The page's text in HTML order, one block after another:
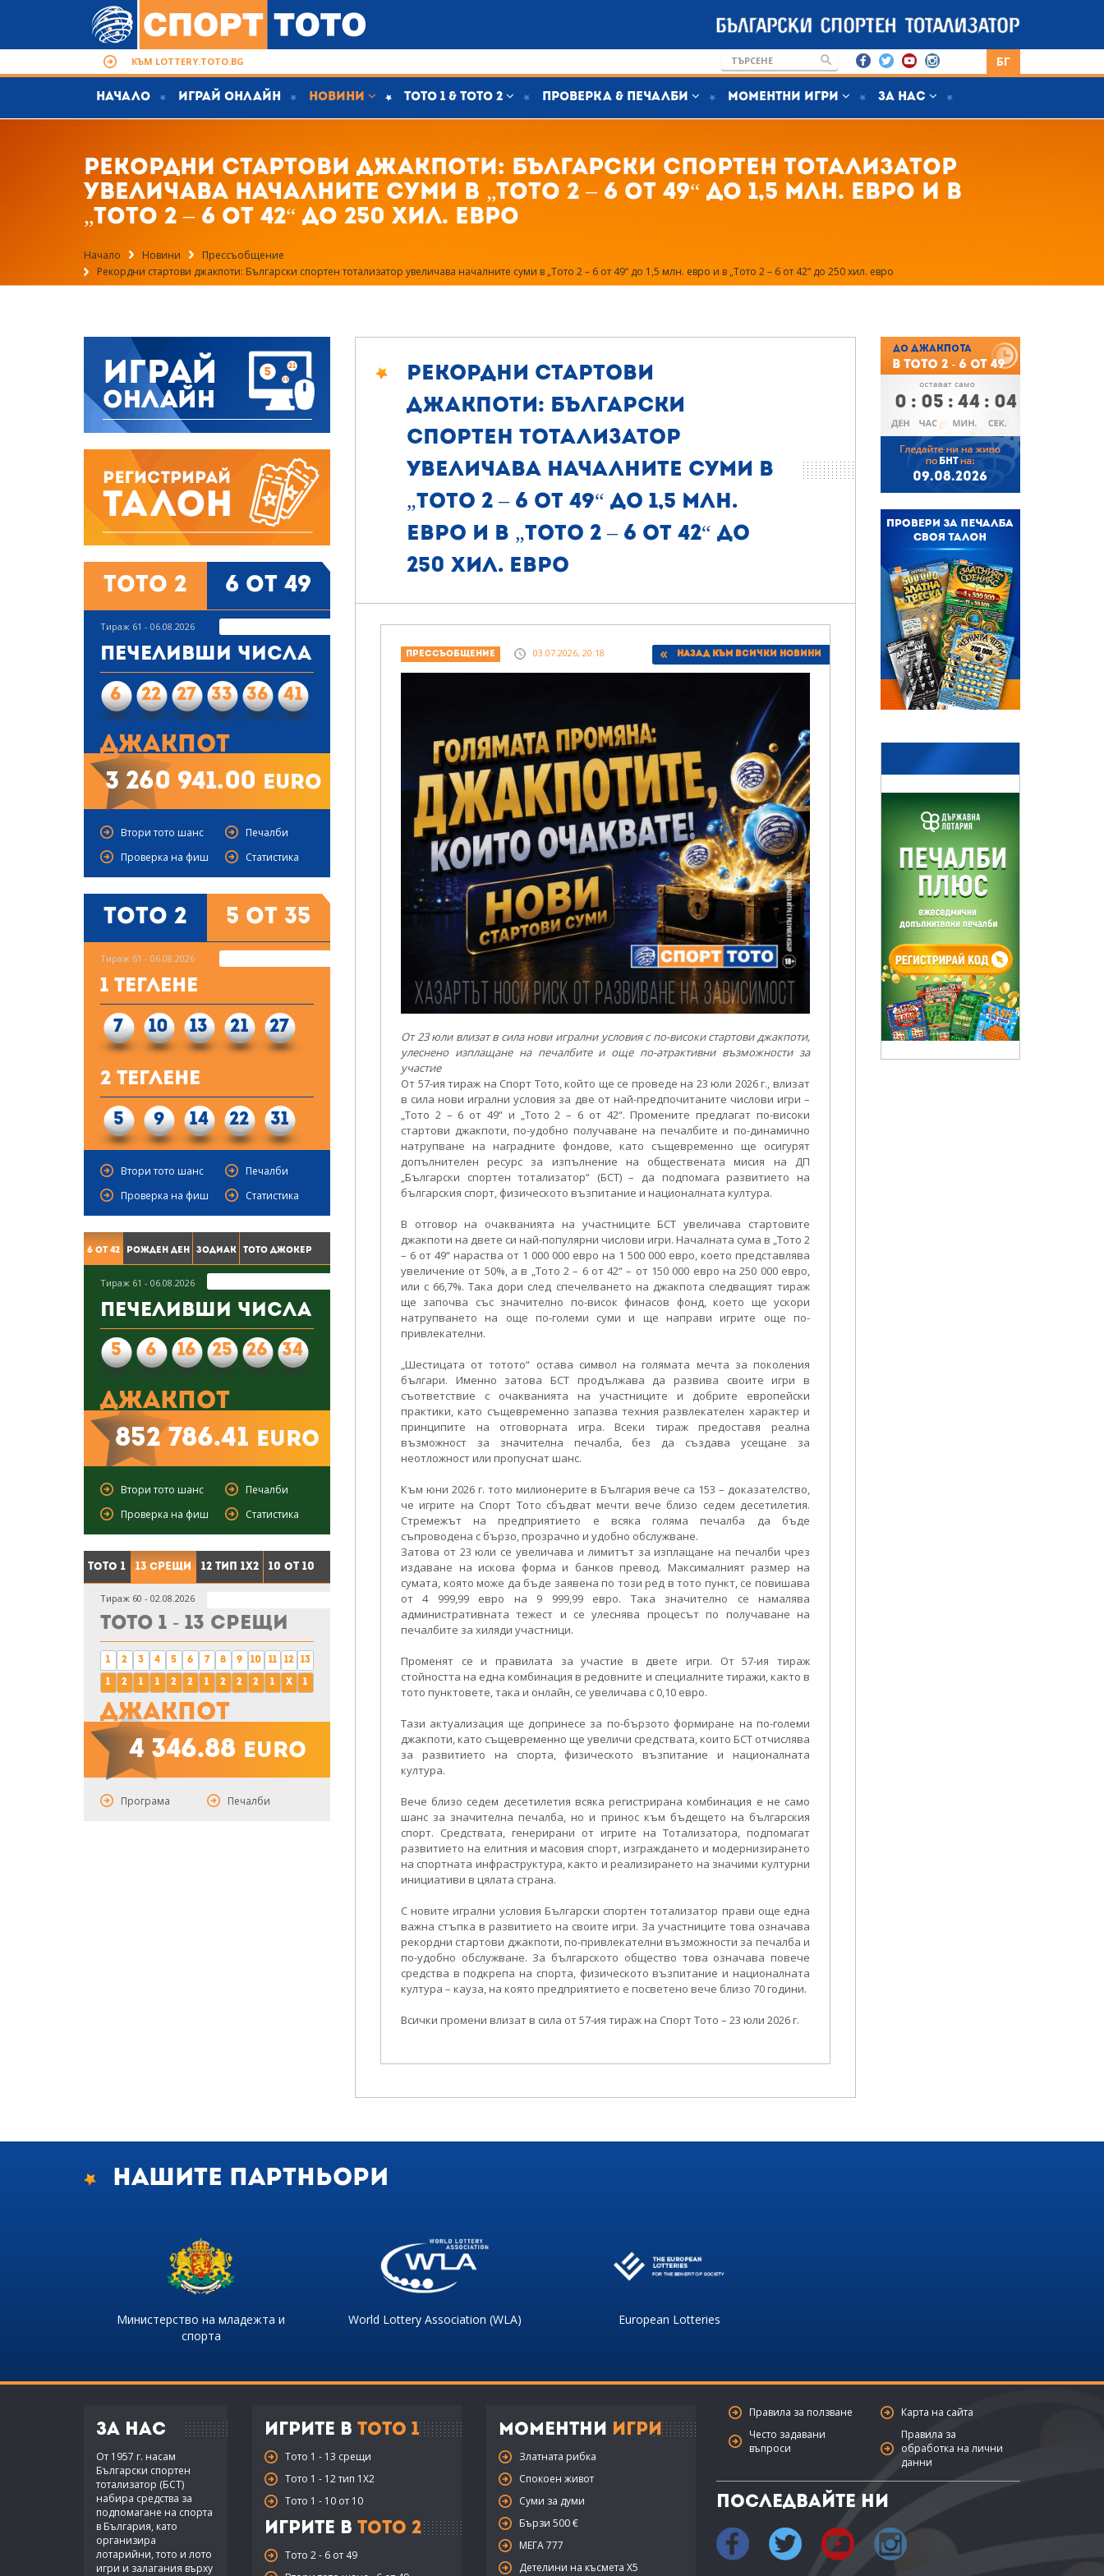
КЪМ LOTTERY.TOTO.BG БГ
Начало Играй Онлайн Новини Тото 1 & Тото 2 Проверка & печалби Моментни игри За нас
Рекордни стартови джакпоти: Български спортен тотализатор
увеличава началните суми в „Тото 2 – 6 от 49“ до 1,5 млн. евро и в
„Тото 2 – 6 от 42“ до 250 хил. евро
Начало Новини
Прессъобщение
Рекордни стартови джакпоти: Български спортен тотализатор увеличава началните суми в „Тото 2 – 6 от 49“ до 1,5 млн. евро и в „Тото 2 – 6 от 42“ до 250 хил. евро
Рекордни стартови
джакпоти: Български
спортен тотализатор
увеличава началните суми в
„Тото 2 – 6 от 49“ до 1,5 млн.
евро и в „Тото 2 – 6 от 42“ до
250 хил. евро
Прессъобщение 03.07.2026, 20:18 Назад към всички новини
От 23 юли влизат в сила нови игрални условия с по-високи стартови джакпоти,
улеснено изплащане на печалбите и още по-атрактивни възможности за
участие
От 57-ия тираж на Спорт Тото, който ще се проведе на 23 юли 2026 г., влизат
в сила нови игрални условия за две от най-предпочитаните числови игри –
„Тото 2 – 6 от 49“ и „Тото 2 – 6 от 42“. Промените предлагат по-високи
стартови джакпоти, по-удобно получаване на печалбите и по-динамично
натрупване на наградните фондове, като същевременно ще осигурят
допълнителен ресурс за изпълнение на обществената мисия на ДП
„Български спортен тотализатор“ (БСТ) – да подпомага развитието на
българския спорт, физическото възпитание и националната култура.
В отговор на очакванията на участниците БСТ увеличава стартовите
джакпоти на двете си най-популярни числови игри. Началната сума в „Тото 2
– 6 от 49“ нараства от 1 000 000 евро на 1 500 000 евро, което представлява
увеличение от 50%, а в „Тото 2 – 6 от 42“ – от 150 000 евро на 250 000 евро,
или с 66,7%. Така дори след спечелването на джакпота следващият тираж
ще започва със значително по-висок финасов фонд, което ще ускори
натрупването на още по-големи суми и ще направи игрите още по-
привлекателни.
„Шестицата от тотото“ остава символ на голямата мечта за поколения
българи. Именно затова БСТ продължава да развива своите игри в
съответствие с очакванията на участниците и добрите европейски
практики, като същевременно запазва техния развлекателен характер и
принципите на отговорната игра. Всеки тираж предоставя реална
възможност за значителна печалба, без да създава усещане за
неотложност или пропуснат шанс.
Към юни 2026 г. тото милионерите в България вече са 153 – доказателство,
че игрите на Спорт Тото сбъдват мечти вече близо седем десетилетия.
Стремежът на предприятието е всяка голяма печалба да бъде
съпроводена с бързо, прозрачно и удобно обслужване.
Затова от 23 юли се увеличава и лимитът за изплащане на печалби чрез
издаване на искова форма и банков превод. Максималният размер на
сумата, която може да бъде заявена по този ред в тото пункт, се повишава
от 4 999,99 евро на 9 999,99 евро. Така значително се намалява
административната тежест и се улеснява процесът по получаване на
печалбите за хиляди участници.
Променят се и правилата за участие в двете игри. От 57-ия тираж
стойността на една комбинация в редовните и специалните тиражи, както в
тото пунктовете, така и онлайн, се увеличава с 0,10 евро.
Тази актуализация ще допринесе за по-бързото формиране на по-големи
джакпоти, като същевременно ще увеличи средствата, които БСТ отчислява
за развитието на спорта, физическото възпитание и националната
култура.
Вече близо седем десетилетия всяка регистрирана комбинация е не само
шанс за значителна печалба, но и принос към бъдещето на българския
спорт. Средствата, генерирани от игрите на Тотализатора, подпомагат
развитието на елитния и масовия спорт, изграждането и модернизирането
на спортната инфраструктура, както и реализирането на значими културни
инициативи в цялата страна.
С новите игрални условия Български спортен тотализатор прави още една
важна стъпка в развитието на своите игри. За участниците това означава
рекордни стартови джакпоти, по-привлекателни възможности за печалба и
по-удобно обслужване. За българското общество това означава повече
средства в подкрепа на спорта, физическото възпитание и националната
култура – кауза, на която предприятието е посветено вече близо 70 години.
Всички промени влизат в сила от 57-ия тираж на Спорт Тото – 23 юли 2026 г.
0 : 05 : 44 : 03
БНТ
09.08.2026
Тото 2 6 от 49
Тираж 61 - 06.08.2026
Печеливши числа
6 22 27 33 36 41
Джакпот
3 260 941.00 euro
Втори тото шанс
Печалби
Проверка на фиш
Статистика
Тото 2 5 от 35
Тираж 61 - 06.08.2026
1 Теглене
7 10 13 21 27
2 Теглене
5 9 14 22 31
Втори тото шанс
Печалби
Проверка на фиш
Статистика
6 от 42 Рожден ден Зодиак Тото Джокер
Тираж 61 - 06.08.2026
Печеливши числа
5 6 16 25 26 34
Джакпот
852 786.41 euro
Втори тото шанс
Печалби
Проверка на фиш
Статистика
Тото 1 13 срещи 12 тип 1X2 10 от 10
Тираж 60 - 02.08.2026
Тото 1 - 13 срещи
1
1
2
2
3
1
4
1
5
2
6
2
7
1
8
2
9
2
10
2
11
1
12
x
13
1
Джакпот
4 346.88 euro
Програма Печалби
Нашите партньори
Министерство на младежта и
спорта
World Lottery Association (WLA) European Lotteries
За нас
От 1957 г. насам
Български спортен
тотализатор (БСТ)
набира средства за
подпомагане на спорта
в България, като
организира
лотарийни, тото и лото
игри и залагания върху
Игрите в Тото 1
Тото 1 - 13 срещи
Тото 1 - 12 тип 1X2
Тото 1 - 10 от 10
Игрите в Тото 2
Тото 2 - 6 от 49
Моментни Игри
Златната рибка
Спокоен живот
Суми за думи
Бързи 500 €
МЕГА 777
Детелини на късмета Х5
Правила за ползване
Често задавани
въпроси
Карта на сайта
Правила за
обработка на лични
данни
Последвайте ни